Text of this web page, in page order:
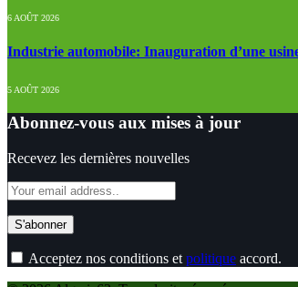
6 AOÛT 2026
Industrie automobile: Inauguration d’une
5 AOÛT 2026
Abonnez-vous aux mises à jour
Recevez les dernières nouvelles
Acceptez nos conditions et politique accord.